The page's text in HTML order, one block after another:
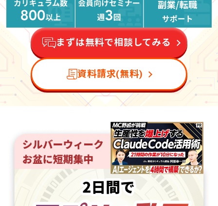
まずは無料で相談してみる
資料請求(無料)